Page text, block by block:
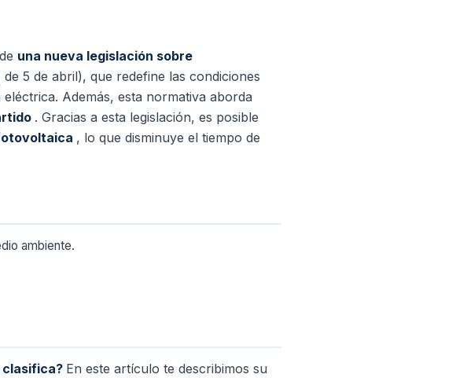
una nueva legislación sobre
5 de abril), que redefine las condiciones
Además, esta normativa aborda
. Gracias a esta legislación, es posible
, lo que disminuye el tiempo de
ambiente.
clasifica? En este artículo te describimos su